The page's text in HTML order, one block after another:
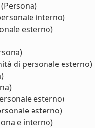
(Persona)
interno)
esterno)
di personale esterno)
esterno)
esterno)
interno)